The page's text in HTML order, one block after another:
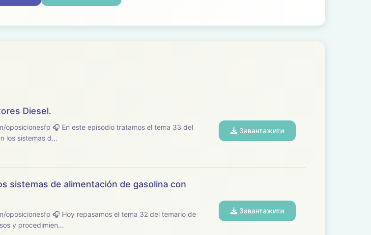
Diesel.
el tema 33 del
los sistemas d...
Завантажити
sistemas de alimentación de gasolina con
tema 32 del temario de
y procedimien...
Завантажити